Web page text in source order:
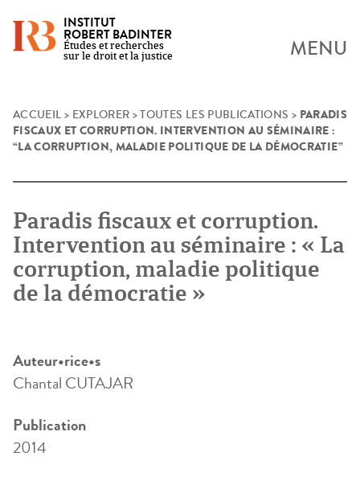
Skip
content
INSTITUT
ROBERT BADINTER
Études et recherches
sur le droit et la justice
MENU
ACCUEIL > EXPLORER >TOUTES LES PUBLICATIONS > PARADIS
FISCAUX ET CORRUPTION. INTERVENTION AU SÉMINAIRE :
“LA CORRUPTION, MALADIE POLITIQUE DE LA DÉMOCRATIE”
Paradis fiscaux et corruption.
Intervention au séminaire : « La
corruption, maladie politique
de la démocratie »
Auteur•rice•s
Chantal CUTAJAR
Publication
2014